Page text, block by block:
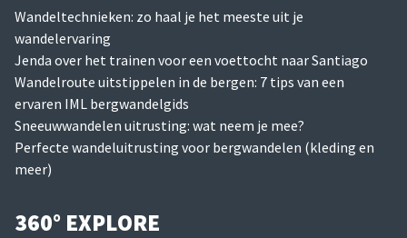
Wandeltechnieken: zo haal je het meeste uit je
wandelervaring
Jenda over het trainen voor een voettocht naar Santiago
Wandelroute uitstippelen in de bergen: 7 tips van een
ervaren IML bergwandelgids
Sneeuwwandelen uitrusting: wat neem je mee?
Perfecte wandeluitrusting voor bergwandelen (kleding en
meer)
360° EXPLORE